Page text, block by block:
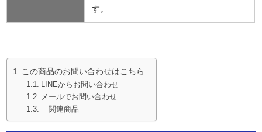
す。
この商品のお問い合わせはこちら
LINEからお問い合わせ
メールでお問い合わせ
関連商品